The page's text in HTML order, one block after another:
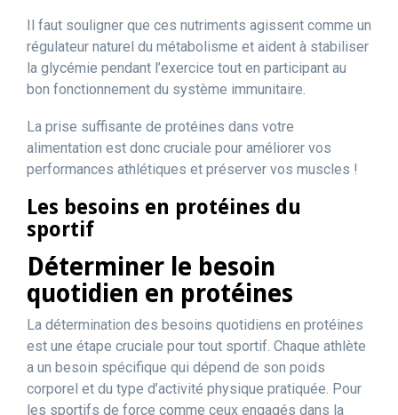
Il faut souligner que ces nutriments agissent comme un
régulateur naturel du métabolisme et aident à stabiliser
la glycémie pendant l’exercice tout en participant au
bon fonctionnement du système immunitaire.
La prise suffisante de protéines dans votre
alimentation est donc cruciale pour améliorer vos
performances athlétiques et préserver vos muscles !
Les besoins en protéines du
sportif
Déterminer le besoin
quotidien en protéines
La détermination des besoins quotidiens en protéines
est une étape cruciale pour tout sportif. Chaque athlète
a un besoin spécifique qui dépend de son poids
corporel et du type d’activité physique pratiquée. Pour
les sportifs de force comme ceux engagés dans la